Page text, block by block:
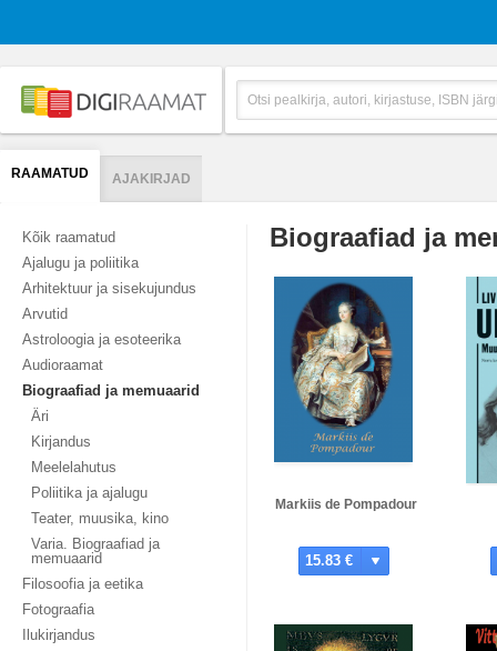
RAAMATUD AJAKIRJAD
Kõik raamatud
Ajalugu ja poliitika
Arhitektuur ja sisekujundus
Arvutid
Astroloogia ja esoteerika
Audioraamat
Biograafiad ja memuaarid
Äri
Kirjandus
Meelelahutus
Poliitika ja ajalugu
Teater, muusika, kino
Varia. Biograafiad ja
memuaarid
Filosoofia ja eetika
Fotograafia
Ilukirjandus
Biograafiad ja
Markiis de Pompadour
15.83 €